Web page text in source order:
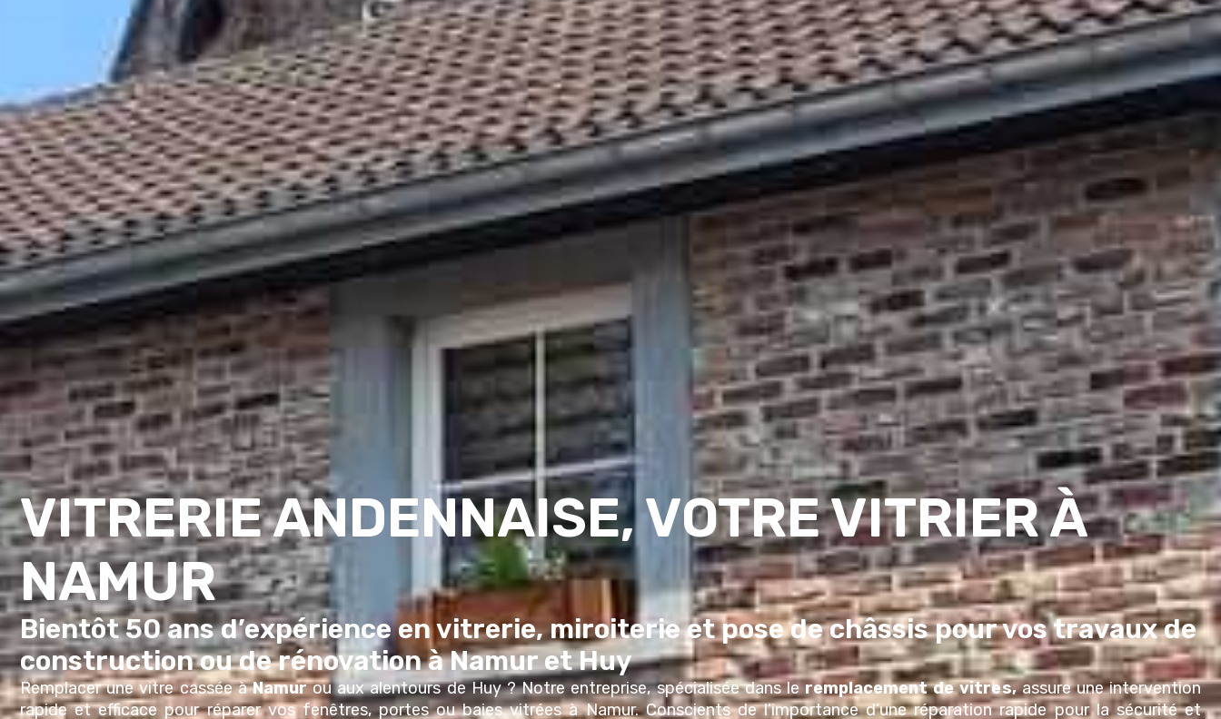
VITRERIE ANDENNAISE, VOTRE VITRIER À
NAMUR
Bientôt 50 ans d’expérience en vitrerie, miroiterie et pose de châssis pour vos travaux de
construction ou de rénovation à Namur et Huy
Remplacer une vitrecassée àNamurou aux alentours deHuy? Notre entreprise, spécialisée dans leremplacement de vitres,assure une intervention
rapide et efficace pour réparer vos fenêtres, portes ou baies vitrées àNamur. Conscients de l’importance d’une réparation rapide pour la sécurité et